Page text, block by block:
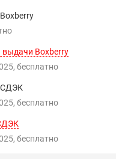
Boxberry
Бесплатно
СДЭК
Бесплатно
Бесплатно